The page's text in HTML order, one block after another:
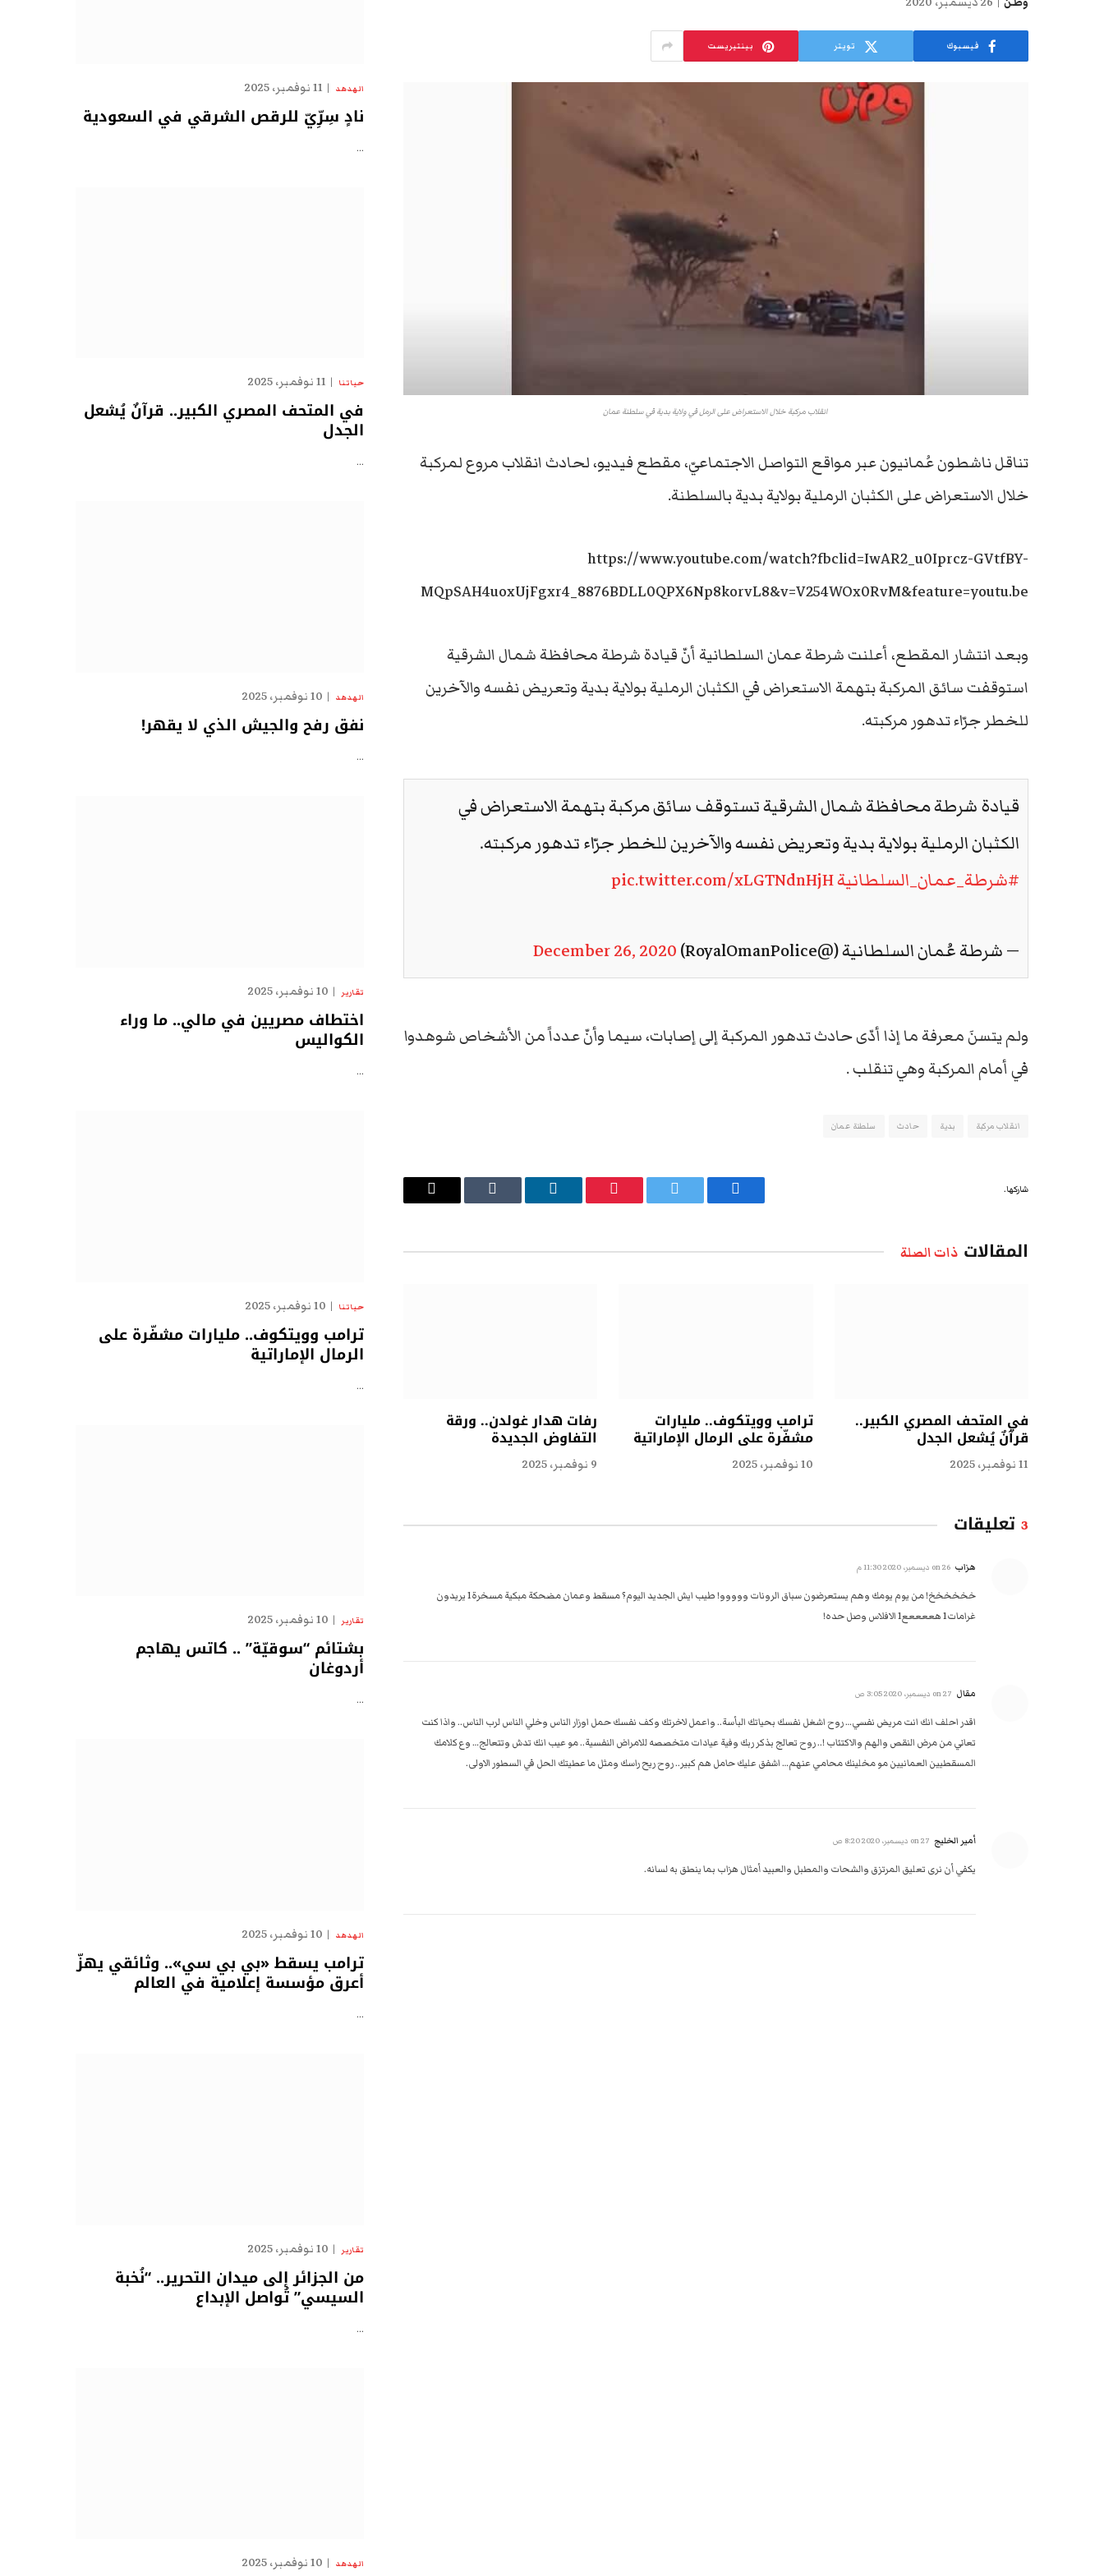
فيسبوك تويتر بينتيريست
انقلاب مركبة خلال الاستعراض على الرمل في ولاية بدية في سلطنة عمان
تناقل ناشطون عُمانيون عبر مواقع التواصل الاجتماعيّ، مقطع فيديو، لحادث انقلاب مروع لمركبة
خلال الاستعراض على الكثبان الرملية بولاية بدية بالسلطنة.
https://www.youtube.com/watch?fbclid=IwAR2_u0Iprcz-GVtfBY-
MQpSAH4uoxUjFgxr4_8876BDLL0QPX6Np8korvL8&v=V254WOx0RvM&feature=youtu.be
وبعد انتشار المقطع، أعلنت شرطة عمان السلطانية أنّ قيادة شرطة محافظة شمال الشرقية
استوقفت سائق المركبة بتهمة الاستعراض في الكثبان الرملية بولاية بدية وتعريض نفسه والآخرين
للخطر جرّاء تدهور مركبته.
قيادة شرطة محافظة شمال الشرقية تستوقف سائق مركبة بتهمة الاستعراض في
الكثبان الرملية بولاية بدية وتعريض نفسه والآخرين للخطر جرّاء تدهور مركبته.
#شرطة_عمان_السلطانيةpic.twitter.com/xLGTNdnHjH
— شرطة عُمان السلطانية (@RoyalOmanPolice) December 26, 2020
ولم يتسنَ معرفة ما إذا أدّى حادث تدهور المركبة إلى إصابات، سيما وأنّ عدداً من الأشخاص شوهدوا
في أمام المركبة وهي تنقلب .
انقلاب مركبة بدية حادث سلطنة عمان
شاركها.
فيسبوك تويتر بينتيريست لينكدإن Tumblr
البريد
المقالات ذات الصلة
في المتحف المصري الكبير..
قرآنٌ يُشعل الجدل
11 نوفمبر، 2025
ترامب وويتكوف.. مليارات
مشفّرة على الرمال الإماراتية
10 نوفمبر، 2025
رفات هدار غولدن.. ورقة
التفاوض الجديدة
9 نوفمبر، 2025
3 تعليقات
هزاب 26 ديسمبر، 2020 11:30 م
خخخخخخ! من يوم يومك وهم يستعرضون سباق الرونات ووووو! طيب ايش الجديد اليوم؟ مسقط وعمان مضحكة مبكية مسخرة1 يريدون
غرامات1 هععععع1 الافلاس وصل حده!
مقال 27 ديسمبر، 2020 3:05 ص
اقدر احلف انك انت مريض نفسي… روح اشغل نفسك بحياتك البأسة.. واعمل لاخرتك وكف نفسك حمل اوزار الناس وخلي الناس لرب الناس.. واذا كنت
تعاني من مرض النقص والهم والاكتئاب !.. روح تعالج بذكر ربك وفية عيادات متخصصه للامراض النفسية.. مو عيب انك تدش وتتعالج… وع كلامك
المسقطيين العمانيين مو مخلينك محامي عنهم… اشفق عليك حامل هم كبير.. روح ريح راسك ومثل ما عطيتك الحل في السطور الاولى.
أمير الخليج 27 ديسمبر، 2020 8:20 ص
يكفي أن نرى تعليق المرتزق والشحات والمطبل والعبيد أمثال هزاب بما ينطق به لسانه.
الهدهد 11 نوفمبر، 2025
نادٍ سِرِّيّ للرقص الشرقي في السعودية
…
حياتنا 11 نوفمبر، 2025
في المتحف المصري الكبير.. قرآنٌ يُشعل
الجدل
…
الهدهد 10 نوفمبر، 2025
نفق رفح والجيش الذي لا يقهر!
…
تقارير 10 نوفمبر، 2025
اختطاف مصريين في مالي.. ما وراء
الكواليس
…
حياتنا 10 نوفمبر، 2025
ترامب وويتكوف.. مليارات مشفّرة على
الرمال الإماراتية
…
تقارير 10 نوفمبر، 2025
بشتائم “سوقيّة” .. كاتس يهاجم
أردوغان
…
الهدهد 10 نوفمبر، 2025
ترامب يسقط «بي بي سي».. وثائقي يهزّ
أعرق مؤسسة إعلامية في العالم
…
تقارير 10 نوفمبر، 2025
من الجزائر إلى ميدان التحرير.. “نُخبة
السيسي” تُواصل الإبداع
…
الهدهد 10 نوفمبر، 2025